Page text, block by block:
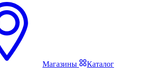
Магазины Каталог